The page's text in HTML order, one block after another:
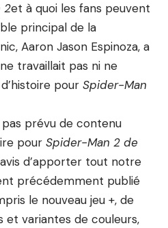
2et à quoi les fans peuvent
principal de la
Aaron Jason Espinoza, a
travaillait pas ni ne
pour Spider-Man
pas prévu de contenu
pour Spider-Man 2 de
d’apporter tout notre
précédemment publié
le nouveau jeu +, de
et variantes de couleurs,